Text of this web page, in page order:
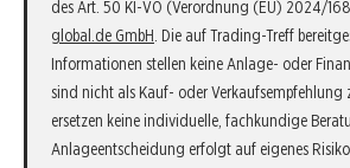
des Art. 50 KI-VO (Verordnung (EU) 2024/
global.de GmbH . Die auf Trading-Treff
Informationen stellen keine Anlage- oder
sind nicht als Kauf- oder Verkaufsempfehlung
ersetzen keine individuelle, fachkundige
Anlageentscheidung erfolgt auf eigenes Risiko.